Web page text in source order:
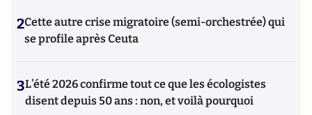
2Cette autre crise migratoire (semi-orchestrée) qui
se profile après Ceuta
3L’été 2026 confirme tout ce que les écologistes
disent depuis 50 ans : non, et voilà pourquoi